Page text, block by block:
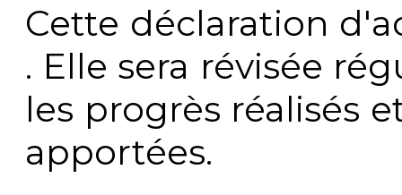
Cette déclaration
. Elle sera révisée
les progrès réalisés
apportées.